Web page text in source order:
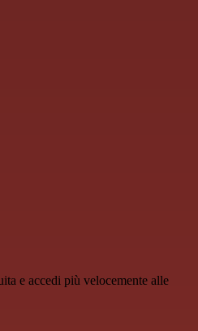
e accedi più velocemente alle